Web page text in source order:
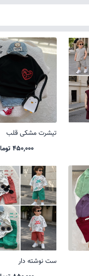
تیشرت مشکی قلب
450,000 تومان
ست نوشته دار